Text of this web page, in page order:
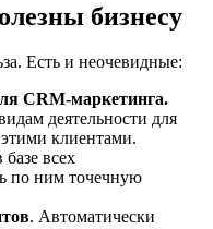
бизнесу
Есть и неочевидные:
CRM-маркетинга.
деятельности для
клиентами.
всех
по ним точечную
. Автоматически